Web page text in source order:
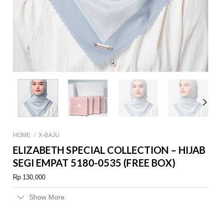
HOME / X-BAJU
ELIZABETH SPECIAL COLLECTION – HIJAB
SEGI EMPAT 5180-0535 (FREE BOX)
Rp 130,000
Show More